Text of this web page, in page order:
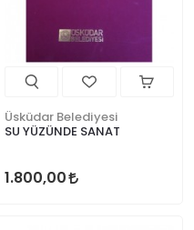
Üsküdar Belediyesi
SU YÜZÜNDE SANAT
1.800,00